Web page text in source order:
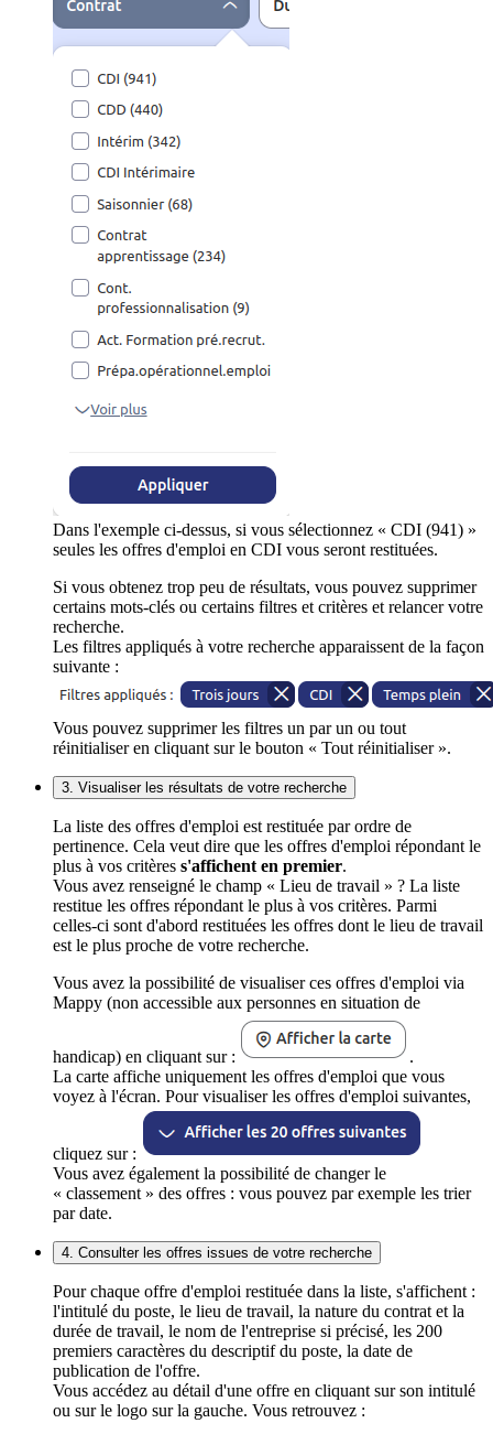
Dans l'exemple ci-dessus, si vous sélectionnez « CDI (941) »
seules les offres d'emploi en CDI vous seront restituées.
Si vous obtenez trop peu de résultats, vous pouvez supprimer
certains mots-clés ou certains filtres et critères et relancer votre
recherche.
Les filtres appliqués à votre recherche apparaissent de la façon
suivante :
Vous pouvez supprimer les filtres un par un ou tout
réinitialiser en cliquant sur le bouton « Tout réinitialiser ».
3. Visualiser les résultats de votre recherche
La liste des offres d'emploi est restituée par ordre de
pertinence. Cela veut dire que les offres d'emploi répondant le
plus à vos critères s'affichent en premier.
Vous avez renseigné le champ « Lieu de travail » ? La liste
restitue les offres répondant le plus à vos critères. Parmi
celles-ci sont d'abord restituées les offres dont le lieu de travail
est le plus proche de votre recherche.
Vous avez la possibilité de visualiser ces offres d'emploi via
Mappy (non accessible aux personnes en situation de
handicap) en cliquant sur :
.
La carte affiche uniquement les offres d'emploi que vous
voyez à l'écran. Pour visualiser les offres d'emploi suivantes,
cliquez sur :
Vous avez également la possibilité de changer le
« classement » des offres : vous pouvez par exemple les trier
par date.
4. Consulter les offres issues de votre recherche
Pour chaque offre d'emploi restituée dans la liste, s'affichent :
l'intitulé du poste, le lieu de travail, la nature du contrat et la
durée de travail, le nom de l'entreprise si précisé, les 200
premiers caractères du descriptif du poste, la date de
publication de l'offre.
Vous accédez au détail d'une offre en cliquant sur son intitulé
ou sur le logo sur la gauche. Vous retrouvez :